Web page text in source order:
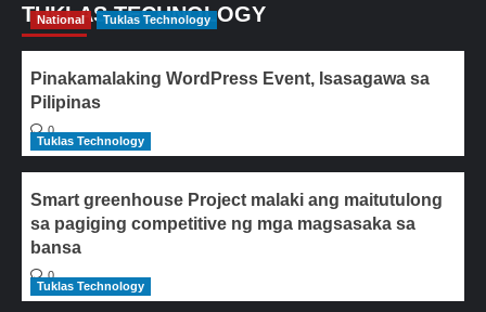
TUKLAS TECHNOLOGY
National Tuklas Technology
Pinakamalaking WordPress Event, Isasagawa sa
Pilipinas
0
Tuklas Technology
Smart greenhouse Project malaki ang maitutulong
sa pagiging competitive ng mga magsasaka sa
bansa
0
Tuklas Technology